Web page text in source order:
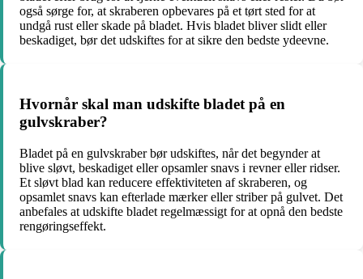
også sørge for, at skraberen opbevares på et tørt sted for at
undgå rust eller skade på bladet. Hvis bladet bliver slidt eller
beskadiget, bør det udskiftes for at sikre den bedste ydeevne.
Hvornår skal man udskifte bladet på en
gulvskraber?
Bladet på en gulvskraber bør udskiftes, når det begynder at
blive sløvt, beskadiget eller opsamler snavs i revner eller ridser.
Et sløvt blad kan reducere effektiviteten af ​​skraberen, og
opsamlet snavs kan efterlade mærker eller striber på gulvet. Det
anbefales at udskifte bladet regelmæssigt for at opnå den bedste
rengøringseffekt.